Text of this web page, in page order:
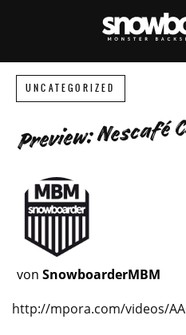
UNCATEGORIZED
Preview: Nescafé
von SnowboarderMBM
http://mpora.com/videos/